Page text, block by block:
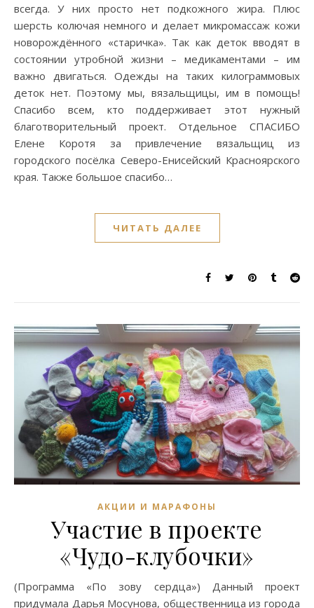
всегда. У них просто нет подкожного жира. Плюс
шерсть колючая немного и делает микромассаж кожи
новорождённого «старичка». Так как деток вводят в
состоянии утробной жизни – медикаментами – им
важно двигаться. Одежды на таких килограммовых
деток нет. Поэтому мы, вязальщицы, им в помощь!
Спасибо всем, кто поддерживает этот нужный
благотворительный проект. Отдельное СПАСИБО
Елене Коротя за привлечение вязальщиц из
городского посёлка Северо-Енисейский Красноярского
края. Также большое спасибо…
ЧИТАТЬ ДАЛЕЕ
АКЦИИ И МАРАФОНЫ
Участие в проекте
«Чудо-клубочки»
(Программа «По зову сердца») Данный проект
придумала Дарья Мосунова, общественница из города